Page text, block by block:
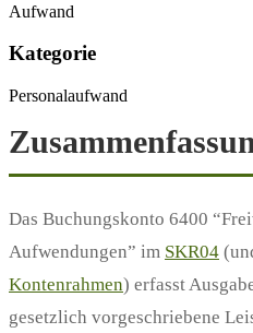
Aufwand
Kategorie
Personalaufwand
Das Buchungskonto 6400
Aufwendungen” im SKR04
Kontenrahmen) erfasst
gesetzlich vorgeschriebene